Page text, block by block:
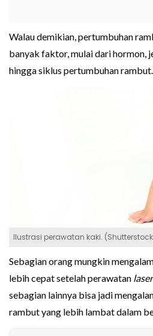
Walau demikian, pertumbuhan
banyak faktor, mulai dari hormon,
hingga siklus pertumbuhan rambut.
Ilustrasi perawatan kaki.
Sebagian orang mungkin
lebih cepat setelah perawatan
sebagian lainnya bisa jadi
rambut yang lebih lambat dalam